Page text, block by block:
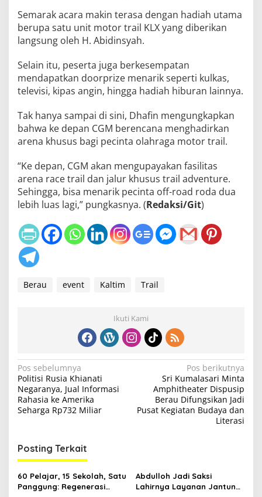
Semarak acara makin terasa dengan hadiah utama
berupa satu unit motor trail KLX yang diberikan
langsung oleh H. Abidinsyah.
Selain itu, peserta juga berkesempatan
mendapatkan doorprize menarik seperti kulkas,
televisi, kipas angin, hingga hadiah hiburan lainnya.
Tak hanya sampai di sini, Dhafin mengungkapkan
bahwa ke depan CGM berencana menghadirkan
arena khusus bagi pecinta olahraga motor trail.
“Ke depan, CGM akan mengupayakan fasilitas
arena race trail dan jalur khusus trail adventure.
Sehingga, bisa menarik pecinta off-road roda dua
lebih luas lagi,” pungkasnya. (Redaksi/Git)
Berau event Kaltim Trail
Ikuti Kami
N
a
v
a
s
i
Pos sebelumnya
Politisi Rusia Khianati
Negaranya, Jual Informasi
Rahasia ke Amerika
Seharga Rp732 Miliar
Pos berikutnya
Sri Kumalasari Minta
Amphitheater Dispusip
Berau Difungsikan Jadi
Pusat Kegiatan Budaya dan
Literasi
Posting Terkait
60 Pelajar, 15 Sekolah, Satu
Panggung: Regenerasi
Abdulloh Jadi Saksi
Lahirnya Layanan Jantung